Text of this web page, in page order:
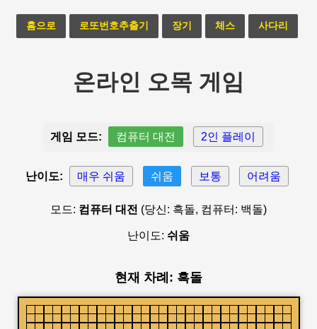
홈으로 로또번호추출기 장기 체스 사다리
온라인 오목 게임
게임 모드: 컴퓨터 대전 2인 플레이
난이도: 매우 쉬움 쉬움 보통 어려움
모드: 컴퓨터 대전 (당신: 흑돌, 컴퓨터: 백돌)
난이도: 쉬움
현재 차례: 흑돌